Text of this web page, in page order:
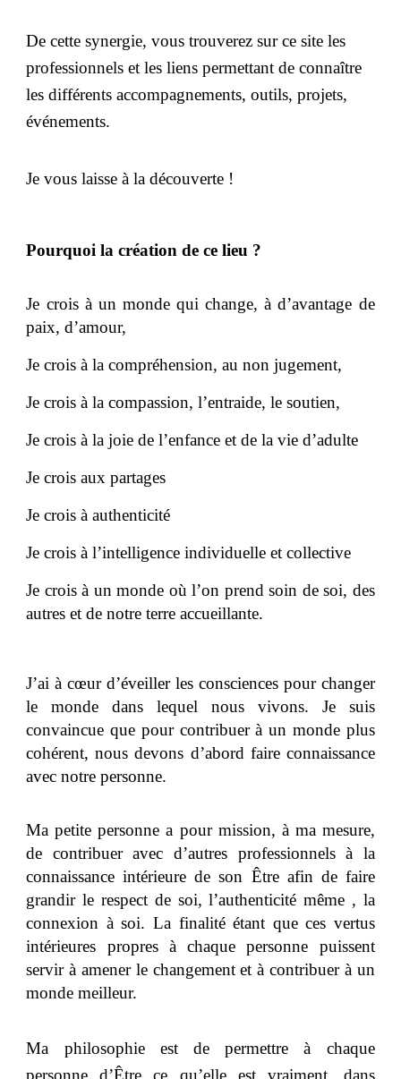
De cette synergie, vous trouverez sur ce site les
professionnels et les liens permettant de connaître
les différents accompagnements, outils, projets,
événements.
Je vous laisse à la découverte !
Pourquoi la création de ce lieu ?
Je crois à un monde qui change, à d’avantage de
paix, d’amour,
Je crois à la compréhension, au non jugement,
Je crois à la compassion, l’entraide, le soutien,
Je crois à la joie de l’enfance et de la vie d’adulte
Je crois aux partages
Je crois à authenticité
Je crois à l’intelligence individuelle et collective
Je crois à un monde où l’on prend soin de soi, des
autres et de notre terre accueillante.
J’ai à cœur d’éveiller les consciences pour changer
le monde dans lequel nous vivons. Je suis
convaincue que pour contribuer à un monde plus
cohérent, nous devons d’abord faire connaissance
avec notre personne.
Ma petite personne a pour mission, à ma mesure,
de contribuer avec d’autres professionnels à la
connaissance intérieure de son Être afin de faire
grandir le respect de soi, l’authenticité même , la
connexion à soi. La finalité étant que ces vertus
intérieures propres à chaque personne puissent
servir à amener le changement et à contribuer à un
monde meilleur.
Ma philosophie est de permettre à chaque
personne d’Être ce qu’elle est vraiment, dans